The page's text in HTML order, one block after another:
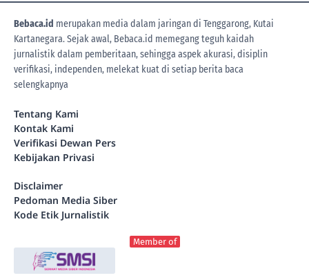
Bebaca.id merupakan media dalam jaringan di Tenggarong, Kutai
Kartanegara. Sejak awal, Bebaca.id memegang teguh kaidah
jurnalistik dalam pemberitaan, sehingga aspek akurasi, disiplin
verifikasi, independen, melekat kuat di setiap berita baca
selengkapnya
Tentang Kami
Kontak Kami
Verifikasi Dewan Pers
Kebijakan Privasi
Disclaimer
Pedoman Media Siber
Kode Etik Jurnalistik
Member of